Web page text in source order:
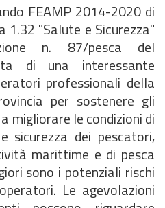
FEAMP 2014-2020 di
"Salute e Sicurezza"
n. 87/pesca del
di una interessante
professionali della
per sostenere gli
migliorare le condizioni di
sicurezza dei pescatori,
marittime e di pesca
sono i potenziali rischi
Le agevolazioni